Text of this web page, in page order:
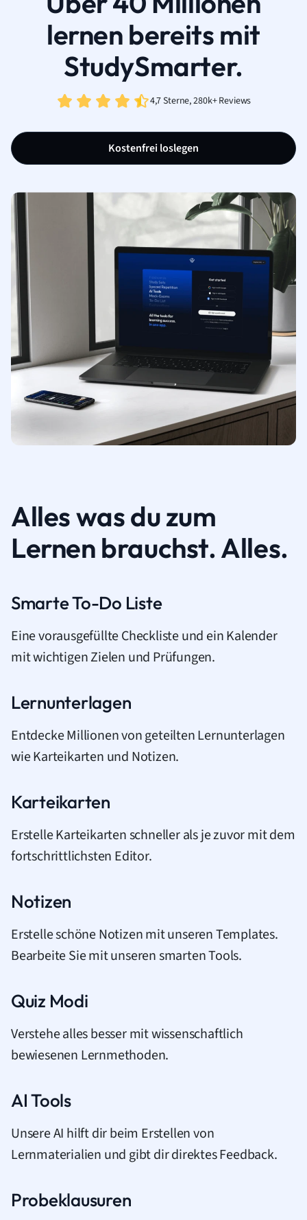
lernen bereits mit
StudySmarter.
4,7 Sterne, 280k+ Reviews
Kostenfrei loslegen
Alles was du zum
Lernen brauchst. Alles.
Smarte To-Do Liste
Eine vorausgefüllte Checkliste und ein Kalender
mit wichtigen Zielen und Prüfungen.
Lernunterlagen
Entdecke Millionen von geteilten Lernunterlagen
wie Karteikarten und Notizen.
Karteikarten
Erstelle Karteikarten schneller als je zuvor mit dem
fortschrittlichsten Editor.
Notizen
Erstelle schöne Notizen mit unseren Templates.
Bearbeite Sie mit unseren smarten Tools.
Quiz Modi
Verstehe alles besser mit wissenschaftlich
bewiesenen Lernmethoden.
AI Tools
Unsere AI hilft dir beim Erstellen von
Lernmaterialien und gibt dir direktes Feedback.
Probeklausuren